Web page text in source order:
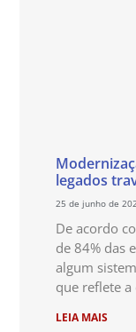
legados
25 de junho de
De acordo
de 84% das
algum
que reflete a
LEIA MAIS